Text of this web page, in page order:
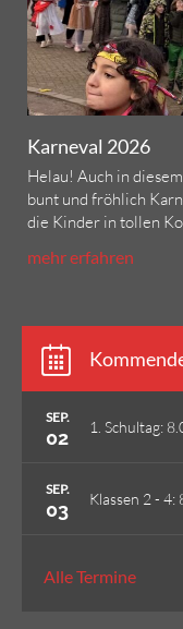
Karneval 2026
Helau! Auch in
bunt und fröhlich
die Kinder in tollen
mehr erfahren
SEP.
02 1. Schultag:
SEP.
03 Klassen 2 -
Alle Termine